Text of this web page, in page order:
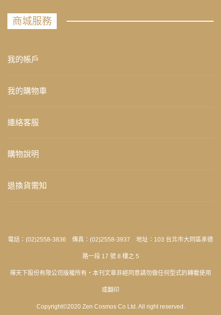
商城服務
我的帳戶
我的購物車
連絡客服
購物說明
退換貨需知
電話：(02)2558-3836 傳真：(02)2558-3937 地址：103 台北市大同區承德
路一段 17 號 8 樓之 5
禪天下股份有限公司版權所有‧本刊文章非經同意請勿做任何型式的轉載使用
或翻印
Copyright©2020 Zen Cosmos Co Ltd. All right reserved.